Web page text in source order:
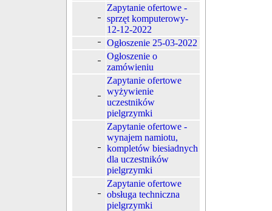
Zapytanie ofertowe -
sprzęt komputerowy-
12-12-2022
Ogłoszenie 25-03-2022
Ogłoszenie o
zamówieniu
Zapytanie ofertowe
wyżywienie
uczestników
pielgrzymki
Zapytanie ofertowe -
wynajem namiotu,
kompletów biesiadnych
dla uczestników
pielgrzymki
Zapytanie ofertowe
obsługa techniczna
pielgrzymki